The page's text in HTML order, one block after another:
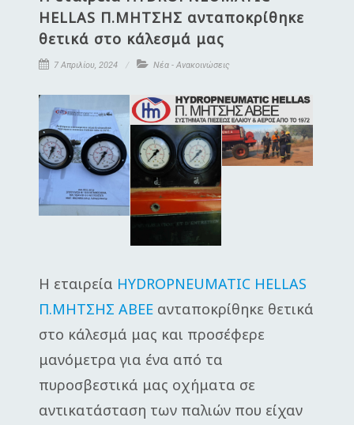
HELLAS Π.ΜΗΤΣΗΣ ανταποκρίθηκε
θετικά στο κάλεσμά μας
7 Απριλίου, 2024 Νέα - Ανακοινώσεις
Η εταιρεία HYDROPNEUMATIC HELLAS
Π.ΜΗΤΣΗΣ ΑΒΕΕ ανταποκρίθηκε θετικά
στο κάλεσμά μας και προσέφερε
μανόμετρα για ένα από τα
πυροσβεστικά μας οχήματα σε
αντικατάσταση των παλιών που είχαν